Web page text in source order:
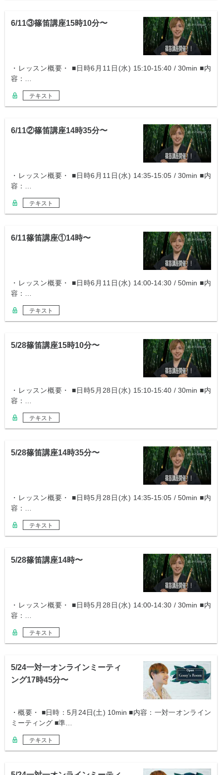
6/11③篠笛講座15時10分〜
・レッスン概要・ ■日時6月11日(水) 15:10-15:40 / 30min ■内
容：…
テキスト
6/11②篠笛講座14時35分〜
・レッスン概要・ ■日時6月11日(水) 14:35-15:05 / 30min ■内
容：…
テキスト
6/11篠笛講座①14時〜
・レッスン概要・ ■日時6月11日(水) 14:00-14:30 / 50min ■内
容：…
テキスト
5/28篠笛講座15時10分〜
・レッスン概要・ ■日時5月28日(水) 15:10-15:40 / 30min ■内
容：…
テキスト
5/28篠笛講座14時35分〜
・レッスン概要・ ■日時5月28日(水) 14:35-15:05 / 50min ■内
容：…
テキスト
5/28篠笛講座14時〜
・レッスン概要・ ■日時5月28日(水) 14:00-14:30 / 30min ■内
容：…
テキスト
5/24一対一オンラインミーティ
ング17時45分〜
・概要・ ■日時：5月24日(土) 10min ■内容：一対一オンライン
ミーティング ■準…
テキスト